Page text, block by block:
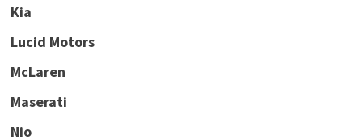
Kia
Lucid Motors
McLaren
Maserati
Nio